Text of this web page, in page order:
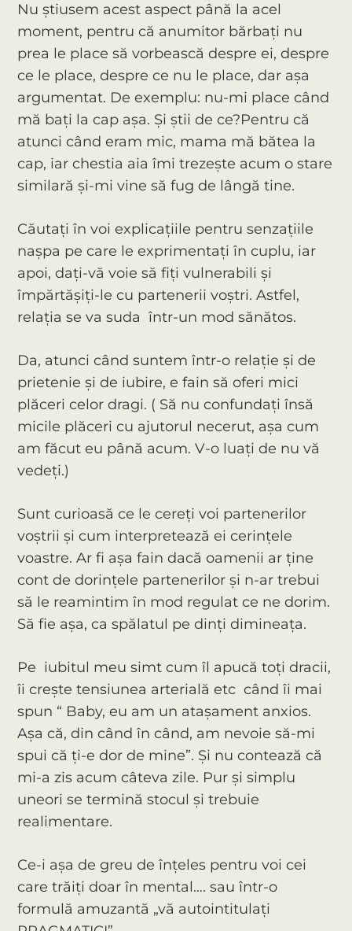
Nu știusem acest aspect până la acel
moment, pentru că anumitor bărbați nu
prea le place să vorbească despre ei, despre
ce le place, despre ce nu le place, dar așa
argumentat. De exemplu: nu-mi place când
mă bați la cap așa. Și știi de ce?Pentru că
atunci când eram mic, mama mă bătea la
cap, iar chestia aia îmi trezește acum o stare
similară și-mi vine să fug de lângă tine.
Căutați în voi explicațiile pentru senzațiile
nașpa pe care le exprimentați în cuplu, iar
apoi, dați-vă voie să fiți vulnerabili și
împărtășiți-le cu partenerii voștri. Astfel,
relația se va suda într-un mod sănătos.
Da, atunci când suntem într-o relație și de
prietenie și de iubire, e fain să oferi mici
plăceri celor dragi. ( Să nu confundați însă
micile plăceri cu ajutorul necerut, așa cum
am făcut eu până acum. V-o luați de nu vă
vedeți.)
Sunt curioasă ce le cereți voi partenerilor
voștrii și cum interpretează ei cerințele
voastre. Ar fi așa fain dacă oamenii ar ține
cont de dorințele partenerilor și n-ar trebui
să le reamintim în mod regulat ce ne dorim.
Să fie așa, ca spălatul pe dinți dimineața.
Pe iubitul meu simt cum îl apucă toți dracii,
îi crește tensiunea arterială etc când îi mai
spun “ Baby, eu am un atașament anxios.
Așa că, din când în când, am nevoie să-mi
spui că ți-e dor de mine”. Și nu contează că
mi-a zis acum câteva zile. Pur și simplu
uneori se termină stocul și trebuie
realimentare.
Ce-i așa de greu de înțeles pentru voi cei
care trăiți doar în mental…. sau într-o
formulă amuzantă „vă autointitulați